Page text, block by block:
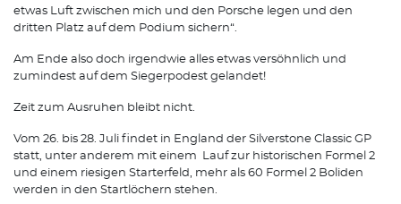
etwas Luft zwischen mich und den Porsche legen und den
dritten Platz auf dem Podium sichern“.
Am Ende also doch irgendwie alles etwas versöhnlich und
zumindest auf dem Siegerpodest gelandet!
Zeit zum Ausruhen bleibt nicht.
Vom 26. bis 28. Juli findet in England der Silverstone Classic GP
statt, unter anderem mit einem Lauf zur historischen Formel 2
und einem riesigen Starterfeld, mehr als 60 Formel 2 Boliden
werden in den Startlöchern stehen.